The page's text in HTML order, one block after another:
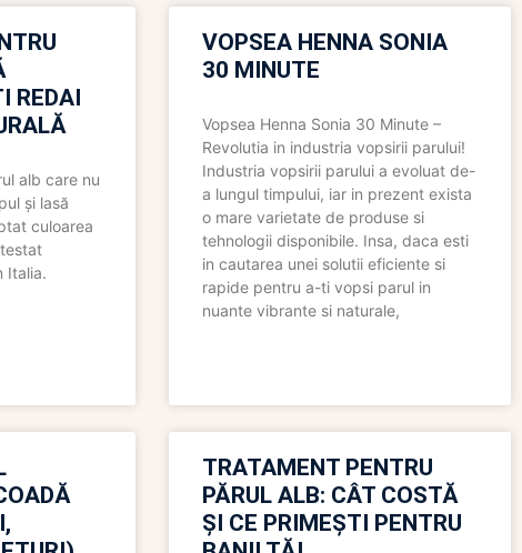
REDAI
alb care nu
și lasă
culoarea
Italia.
VOPSEA HENNA SONIA
30 MINUTE
Vopsea Henna Sonia 30 Minute –
Revolutia in industria vopsirii parului!
Industria vopsirii parului a evoluat de-
a lungul timpului, iar in prezent exista
o mare varietate de produse si
tehnologii disponibile. Insa, daca esti
in cautarea unei solutii eficiente si
rapide pentru a-ti vopsi parul in
nuante vibrante si naturale,
TRATAMENT PENTRU
PĂRUL ALB: CÂT COSTĂ
ȘI CE PRIMEȘTI PENTRU